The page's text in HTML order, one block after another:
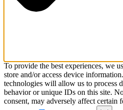
To provide the best experiences, we
store and/or access device
technologies will allow us to process
behavior or unique IDs on this site.
consent, may adversely affect certain